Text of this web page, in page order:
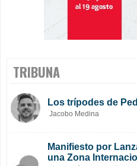
TRIBUNA
Los trípodes de
Jacobo Medina
Manifiesto por
una Zona